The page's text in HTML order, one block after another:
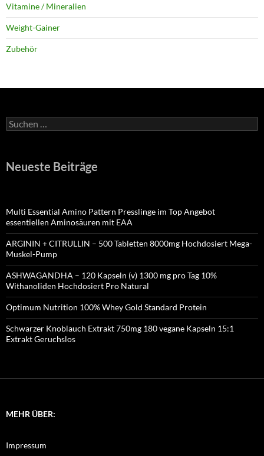
Vitamine / Mineralien
Weight-Gainer
Zubehör
Suchen
nach:
Neueste Beiträge
Multi Essential Amino Pattern Presslinge im Top Angebot
essentiellen Aminosäuren mit EAA
ARGININ + CITRULLIN – 500 Tabletten 8000mg Hochdosiert Mega-
Muskel-Pump
ASHWAGANDHA – 120 Kapseln (v) 1300 mg pro Tag 10%
Withanoliden Hochdosiert Pro Natural
Optimum Nutrition 100% Whey Gold Standard Protein
Schwarzer Knoblauch Extrakt 750mg 180 vegane Kapseln 15:1
Extrakt Geruchslos
MEHR ÜBER:
Impressum